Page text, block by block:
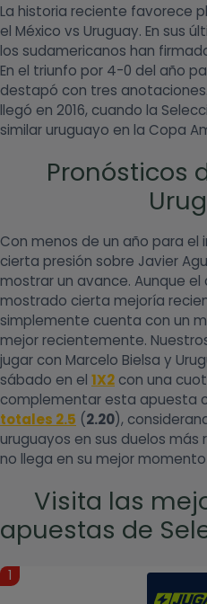
La historia reciente favorece
el México vs Uruguay. En sus
los sudamericanos han
En el triunfo por 4-0 del año
destapó con tres
llegó en 2016, cuando la
similar uruguayo en la Copa
Pronósticos
Con menos de un año para el
cierta presión sobre Javier
mostrar un avance. Aunque
mostrado cierta mejoría
simplemente cuenta con un
mejor recientemente.
jugar con Marcelo Bielsa y
sábado en el 1X2 con una
complementar esta apuesta
totales 2.5 (2.20),
uruguayos en sus duelos más
no llega en su mejor
Visita las
apuestas de
1